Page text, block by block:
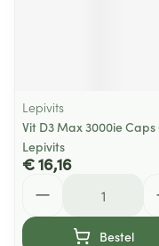
Lepivits
Vit D3 Max 3000ie Caps
Lepivits
€ 16,16
Bestel